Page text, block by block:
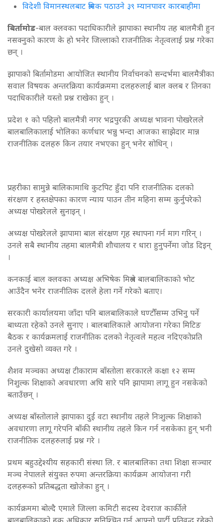
विदेशी विमानस्थलबाट श्रमिक पठाउने ३९ म्यानपावर कारबाहीमा
बिर्तामोड-बाल क्लवका पदाधिकारीले झापाका स्थानीय तह बालमैत्री हुन
नसक्नुको कारण के हाे भनेर जिल्लाको राजनीतिक नेतृत्वलाई प्रश्न गरेका
छन् ।
झापाको बिर्तामोडमा आयोजित स्थानीय निर्वाचनको सन्दर्भमा बालमैत्रीका
सवाल विषयक अन्तरक्रिया कार्यक्रममा दलहरुलाई बाल क्लब र तिनका
पदाधिकारीले यस्तो प्रश्न राखेका हुन् ।
प्रदेश १ काे पहिलो बालमैत्री नगर भद्रपुरकी अध्यक्ष भावना पाेखरेलले
बालबालिकालाई भाेलिका कर्णधार भन्नु भन्दा आजका साझेदार मान्न
राजनीतिक दलहरु किन तयार नभएका हुन् भनेर सोधिन् ।
प्रहरीका सामुन्ने बालिकामाथि कुटपिट हुँदा पनि राजनीतिक दलको
संरक्षण र हस्तक्षेपका कारण न्याय पाउन तीन महिना सम्म कुर्नुपरेको
अध्यक्ष पोखरेलले सुनाइन् ।
अध्यक्ष पोखरेलले झापामा बाल संरक्षण गृह स्थापना गर्न माग गरिन् ।
उनले सबै स्थानीय तहमा बालमैत्री शाैचालय र धारा हुनुपर्नेमा जोड दिइन्
।
कनकाई बाल क्लवका अध्यक्ष अभिषेक मिश्रले बालबालिकाको भाेट
आउँदैन भनेर राजनीतिक दलले हेला गर्ने गरेकाे बताए।
सरकारी कार्यालयमा जाँदा पनि बालबालिकाले घण्टाैँसम्म उभिनु पर्ने
बाध्यता रहेको उनले सुनाए । बालबालिकाले आयोजना गरेका मिटिङ
बैठक र कार्यक्रमलाई राजनीतिक दलको नेतृत्वले महत्व नदिएकोप्रति
उनले दुखेसो व्यक्त गरे ।
शैशव मञ्चका अध्यक्ष टीकाराम बाँस्ताेला सरकारले कक्षा १२ सम्म
निशुल्क शिक्षाको अवधारणा अघि सारे पनि झापामा लागू हुन नसकेको
बताउँछन् ।
अध्यक्ष बाँस्तोलाले झापाका दुई वटा स्थानीय तहले निःशुल्क शिक्षाको
अवधारणा लागू गरेपनि बाँकी स्थानीय तहले किन गर्न नसकेका हुन् भनी
राजनीतिक दलहरुलाई प्रश्न गरे ।
प्रथम बहुउद्देश्यीय सहकारी संस्था लि. र बालबालिका तथा शिक्षा सञ्चार
मञ्च नेपालले संयुक्त रुपमा अन्तरक्रिया कार्यक्रम आयोजना गरी
दलहरूको प्रतिबद्धता खोजेका हुन् ।
कार्यक्रममा बोल्दै एमाले जिल्ला कमिटी सदस्य देवराज कार्कीले
बालबालिकाको हक अधिकार सुनिश्चित गर्न आफ्नो पार्टी प्रतिवद्ध रहेको